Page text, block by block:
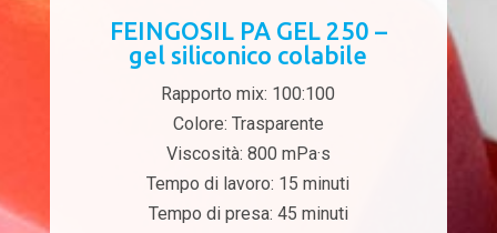
FEINGOSIL PA GEL 250 –
gel siliconico colabile
Rapporto mix: 100:100
Colore: Trasparente
Viscosità: 800 mPa·s
Tempo di lavoro: 15 minuti
Tempo di presa: 45 minuti